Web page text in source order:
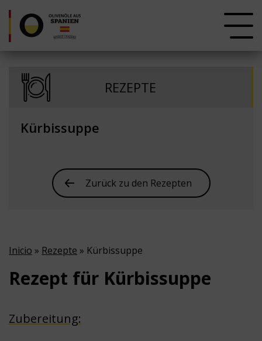
REZEPTE
Kürbissuppe
Zurück zu den Rezepten
Inicio » Rezepte » Kürbissuppe
Rezept für Kürbissuppe
Zubereitung: